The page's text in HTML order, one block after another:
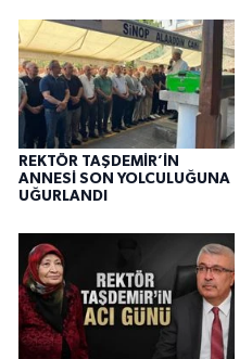
REKTÖR TAŞDEMİR’İN
ANNESİ SON YOLCULUĞUNA
UĞURLANDI